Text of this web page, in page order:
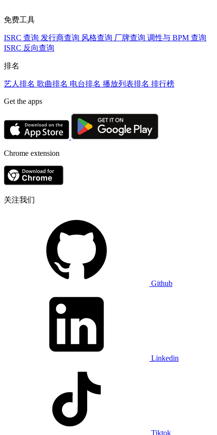
免费工具
ISRC 查询 发行商查询 风格查询 厂牌查询 调性与 BPM 查询
ISRC 反向查询
排名
艺人排名 歌曲排名 电台排名 播放列表排名 排行榜
Get the apps
Chrome extension
关注我们
Github
Linkedin
Tiktok